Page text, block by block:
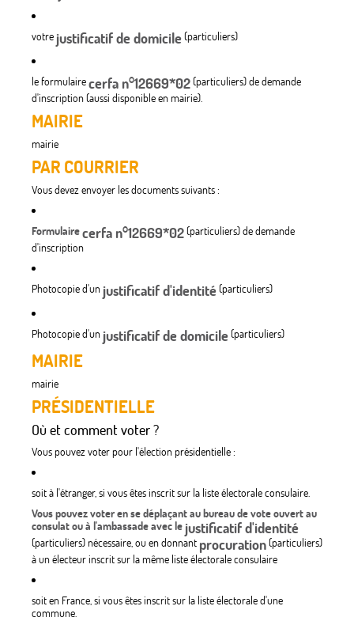
votre justificatif de domicile(particuliers)
le formulairecerfa n°12669*02(particuliers) de demande
d'inscription (aussi disponible en mairie).
MAIRIE
mairie
PAR COURRIER
Vous devez envoyer les documents suivants :
Formulairecerfa n°12669*02(particuliers) de demande
d'inscription
Photocopie d'un justificatif d'identité(particuliers)
Photocopie d'un justificatif de domicile(particuliers)
MAIRIE
mairie
PRÉSIDENTIELLE
Où et comment voter ?
Vous pouvez voter pour l'élection présidentielle :
soit à l'étranger, si vous êtes inscrit sur la liste électorale consulaire.
Vous pouvez voter en se déplaçant au bureau de vote ouvert au
consulat ou à l'ambassade avec le justificatif d'identité
(particuliers) nécessaire, ou en donnant procuration(particuliers)
à un électeur inscrit sur la même liste électorale consulaire
soit en France, si vous êtes inscrit sur la liste électorale d'une
commune.